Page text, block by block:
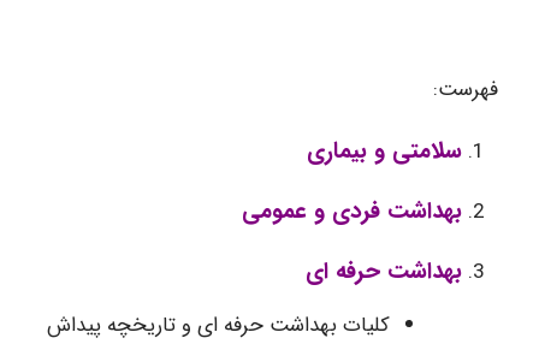
فهرست:
سلامتی و بیماری
بهداشت فردی و عمومی
بهداشت حرفه ای
کلیات بهداشت حرفه ای و تاریخچه پیداش